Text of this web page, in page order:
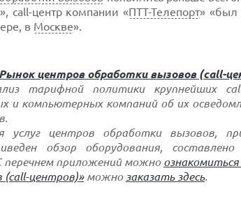
», call-центр компании «ПТТ-Телепорт» «был
в Москве».
центров обработки вызовов (call-
тарифной политики крупнейших
компьютерных компаний об их
услуг центров обработки вызовов,
обзор оборудования, составлено
приложений можно ознакомиться
центров)»можно заказать здесь.